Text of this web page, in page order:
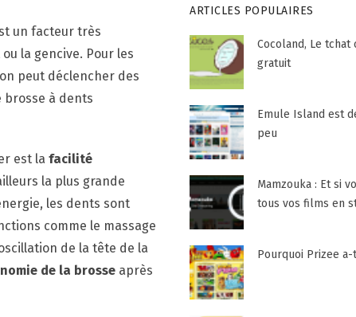
un facteur très
la gencive. Pour les
peut déclencher des
brosse à dents
est la facilité
la plus grande
les dents sont
comme le massage
de la tête de la
de la brosse après
ARTICLES POPULAIRES
Cocoland, Le tchat
gratuit
Emule Island est
peu
Mamzouka : Et si
tous vos films en
Pourquoi Prizee